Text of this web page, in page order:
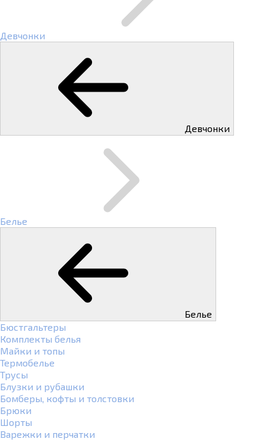
Девчонки
Девчонки
Белье
Белье
Бюстгальтеры
Комплекты белья
Майки и топы
Термобелье
Трусы
Блузки и рубашки
Бомберы, кофты и толстовки
Брюки
Шорты
Варежки и перчатки